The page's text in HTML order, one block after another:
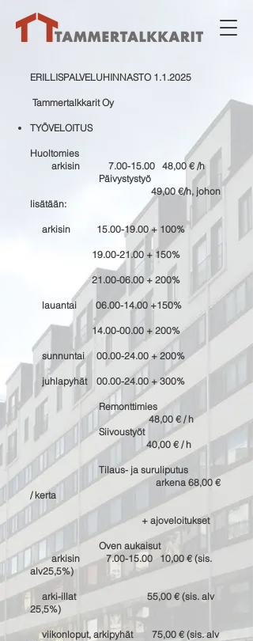
ERILLISPALVELUHINNASTO 1.1.2025
Tammertalkkarit Oy
TYÖVELOITUS
Huoltomies
arkisin 7.00-15.00 48,00 € /h
Päivystystyö
49,00 €/h, johon
lisätään:
arkisin 15.00-19.00+ 100%
19.00-21.00 + 150%
21.00-06.00+ 200%
lauantai 06.00-14.00 +150%
14.00-00.00 + 200%
sunnuntai 00.00-24.00 + 200%
juhlapyhät 00.00-24.00 + 300%
Remonttimies
48,00 € / h
Siivoustyöt
40,00 € / h
Tilaus- ja suruliputus
arkena 68,00 €
/ kerta
+ ajoveloitukset
Oven aukaisut
arkisin7.00-15.00 10,00 € (sis.
alv25,5%)
arki-illat 55,00 € (sis. alv
25,5%)
viikonloput, arkipyhät 75,00 € (sis. alv